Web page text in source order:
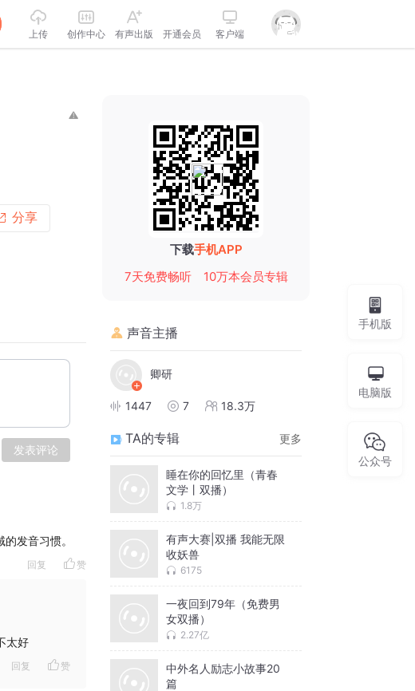
上传 创作中心 有声出版 开通会员 客户端
分享
发表评论
发音习惯。
回复 赞
太好
回复 赞
下载手机APP
7天免费畅听
10万本会员专辑
声音主播
卿研
1447 7 18.3万
TA的专辑 更多
睡在你的回忆里（青春
文学丨双播）
1.8万
有声大赛|双播 我能无限
收妖兽
6175
一夜回到79年（免费男
女双播）
2.27亿
中外名人励志小故事20
篇
手机版
电脑版
公众号